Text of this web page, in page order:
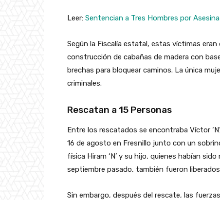
Leer: Sentencian a Tres Hombres por
Según la Fiscalía estatal, estas víctimas
construcción de cabañas de madera con
brechas para bloquear caminos. La única
criminales.
Rescatan a 15 Personas
Entre los rescatados se encontraba Víctor
16 de agosto en Fresnillo junto con un
física Hiram ‘N’ y su hijo, quienes habían
septiembre pasado, también fueron
Sin embargo, después del rescate, las